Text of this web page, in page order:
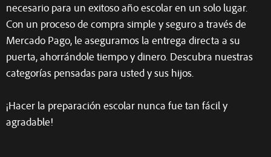
necesario para un exitoso año escolar en un solo lugar.
Con un proceso de compra simple y seguro a través de
Mercado Pago, le aseguramos la entrega directa a su
puerta, ahorrándole tiempo y dinero. Descubra nuestras
categorías pensadas para usted y sus hijos.
¡Hacer la preparación escolar nunca fue tan fácil y
agradable!